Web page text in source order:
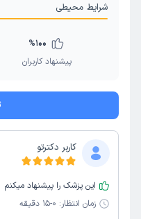
شرایط محیطی
%100
پیشنهاد کاربران
کاربر دکترتو
این پزشک را پیشنهاد میکنم
زمان انتظار: 0-15 دقیقه